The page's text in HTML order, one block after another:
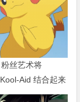
粉丝艺术将
Aid 结合起来